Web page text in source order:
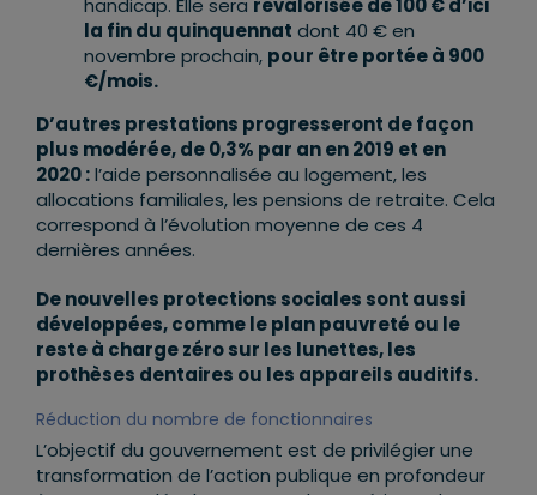
la fin du quinquennat dont 40 € en
novembre prochain, pour être portée à 900
€/mois.
D’autres prestations progresseront de façon
plus modérée, de 0,3% par an en 2019 et en
2020 :l’aide personnalisée au logement, les
allocations familiales, les pensions de retraite. Cela
correspond à l’évolution moyenne de ces 4
dernières années.
De nouvelles protections sociales sont aussi
développées, comme le plan pauvreté ou le
reste à charge zéro sur les lunettes, les
prothèses dentaires ou les appareils auditifs.
Réduction du nombre de fonctionnaires
L’objectif du gouvernement est de privilégier une
transformation de l’action publique en profondeur